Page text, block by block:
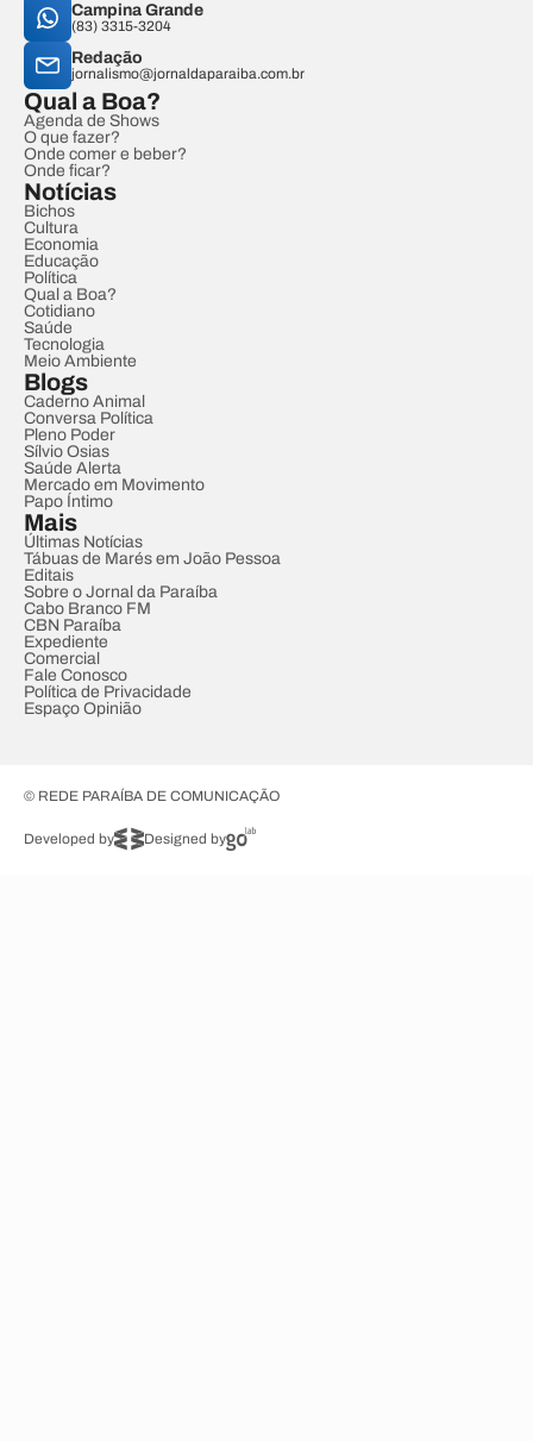
Campina Grande
(83) 3315-3204
Redação
jornalismo@jornaldaparaiba.com.br
Qual a Boa?
Agenda de Shows
O que fazer?
Onde comer e beber?
Onde ficar?
Notícias
Bichos
Cultura
Economia
Educação
Política
Qual a Boa?
Cotidiano
Saúde
Tecnologia
Meio Ambiente
Blogs
Caderno Animal
Conversa Política
Pleno Poder
Sílvio Osias
Saúde Alerta
Mercado em Movimento
Papo Íntimo
Mais
Últimas Notícias
Tábuas de Marés em João Pessoa
Editais
Sobre o Jornal da Paraíba
Cabo Branco FM
CBN Paraíba
Expediente
Comercial
Fale Conosco
Política de Privacidade
Espaço Opinião
© REDE PARAÍBA DE COMUNICAÇÃO
Developed by Designed by